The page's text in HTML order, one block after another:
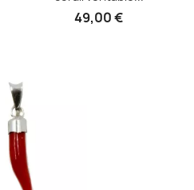
49,00 €